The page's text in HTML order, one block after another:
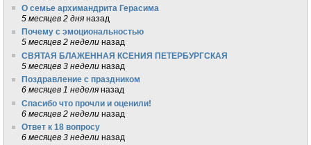
О семье архимандрита Герасима
5 месяцев 2 дня назад
Почему с эмоциональностью
5 месяцев 2 недели назад
СВЯТАЯ БЛАЖЕННАЯ КСЕНИЯ ПЕТЕРБУРГСКАЯ
5 месяцев 3 недели назад
Поздравление с праздником
6 месяцев 1 неделя назад
Спасибо что прочли и оценили!
6 месяцев 2 недели назад
Ответ к 18 вопросу
6 месяцев 3 недели назад